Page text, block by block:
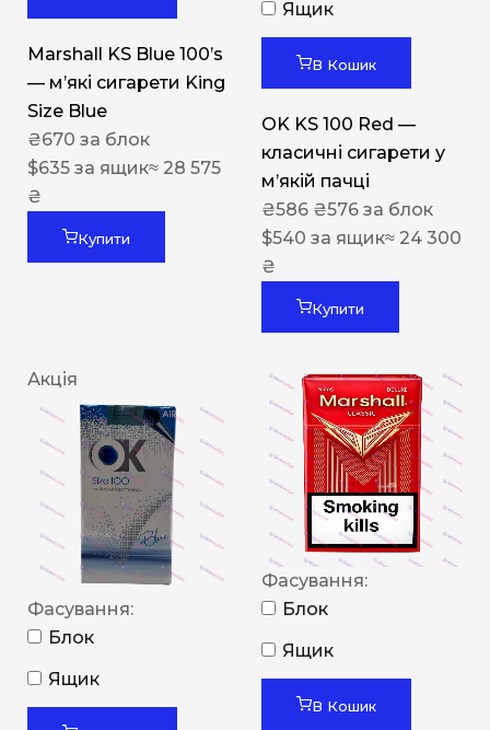
Marshall KS Blue 100’s
— м’які сигарети King
Size Blue
₴670 за блок
$635 за ящик≈ 28 575
₴
Купити
Ящик
В Кошик
OK KS 100 Red —
класичні сигарети у
м’якій пачці
₴586 ₴576 за блок
$540 за ящик≈ 24 300
₴
Купити
Акція
Фасування:
Блок
Ящик
Фасування:
Блок
Ящик
В Кошик